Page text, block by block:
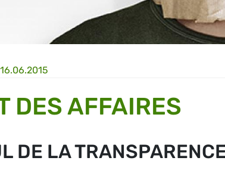
16.06.2015
DES AFFAIRES
DE LA